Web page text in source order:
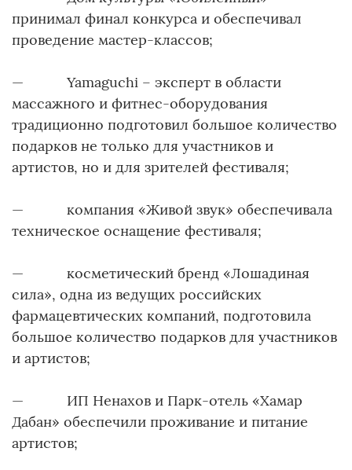
принимал финал конкурса и обеспечивал
проведение мастер-классов;
— Yamaguchi – эксперт в области
массажного и фитнес-оборудования
традиционно подготовил большое количество
подарков не только для участников и
артистов, но и для зрителей фестиваля;
— компания «Живой звук» обеспечивала
техническое оснащение фестиваля;
— косметический бренд «Лошадиная
сила», одна из ведущих российских
фармацевтических компаний, подготовила
большое количество подарков для участников
и артистов;
— ИП Ненахов и Парк-отель «Хамар
Дабан» обеспечили проживание и питание
артистов;